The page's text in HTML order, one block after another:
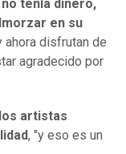
tenía dinero,
en su
ahora disfrutan de
agradecido por
artistas
, "y eso es un